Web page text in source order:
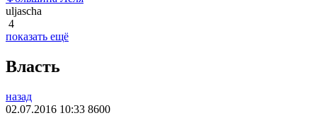
uljascha
4
показать ещё
Власть
назад
02.07.2016 10:33 8600